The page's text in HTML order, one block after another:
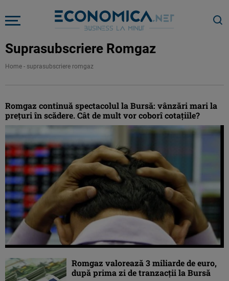
Suprasubscriere Romgaz
Home - suprasubscriere romgaz
Romgaz continuă spectacolul la Bursă: vânzări mari la
preţuri în scădere. Cât de mult vor coborî cotaţiile?
Romgaz valorează 3 miliarde de euro,
după prima zi de tranzacţii la Bursă